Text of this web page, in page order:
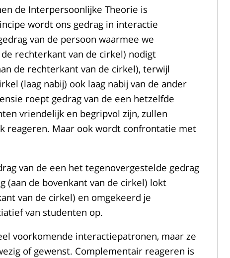
de Interpersoonlijke Theorie is
wordt ons gedrag in interactie
van de persoon waarmee we
rechterkant van de cirkel) nodigt
de rechterkant van de cirkel), terwijl
(laag nabij) ook laag nabij van de ander
roept gedrag van de een hetzelfde
vriendelijk en begripvol zijn, zullen
reageren. Maar ook wordt confrontatie met
van de een het tegenovergestelde gedrag
(aan de bovenkant van de cirkel) lokt
van de cirkel) en omgekeerd je
van studenten op.
voorkomende interactiepatronen, maar ze
of gewenst. Complementair reageren is